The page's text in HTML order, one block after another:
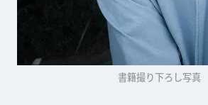
書籍撮り下ろし写真